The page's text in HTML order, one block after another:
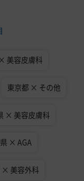
美容皮膚科
東京都 × その他
× 美容皮膚科
× AGA
× 美容外科